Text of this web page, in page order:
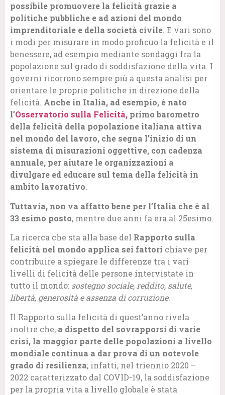
possibile promuovere la felicità grazie a
politiche pubbliche e ad azioni del mondo
imprenditoriale e della società civile. E vari sono
i modi per misurare in modo proficuo la felicità e il
benessere, ad esempio mediante sondaggi fra la
popolazione sul grado di soddisfazione della vita. I
governi ricorrono sempre più a questa analisi per
orientare le proprie politiche in direzione della
felicità. Anche in Italia, ad esempio, è nato
l’Osservatorio sulla Felicità, primo barometro
della felicità della popolazione italiana attiva
nel mondo del lavoro, che segna l’inizio di un
sistema di misurazioni oggettive, con cadenza
annuale, per aiutare le organizzazioni a
divulgare ed educare sul tema della felicità in
ambito lavorativo.
Tuttavia, non va affatto bene per l’Italia che è al
33 esimo posto, mentre due anni fa era al 25esimo.
La ricerca che sta alla base del Rapporto sulla
felicità nel mondo applica sei fattori chiave per
contribuire a spiegare le differenze tra i vari
livelli di felicità delle persone intervistate in
tutto il mondo: sostegno sociale, reddito, salute,
libertà, generosità e assenza di corruzione.
Il Rapporto sulla felicità di quest’anno rivela
inoltre che, a dispetto del sovrapporsi di varie
crisi, la maggior parte delle popolazioni a livello
mondiale continua a dar prova di un notevole
grado di resilienza; infatti, nel triennio 2020 –
2022 caratterizzato dal COVID-19, la soddisfazione
per la propria vita a livello globale è stata